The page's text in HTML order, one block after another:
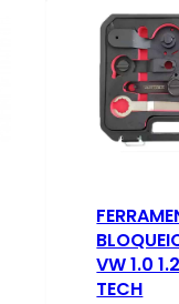
VW 1.0
TECH